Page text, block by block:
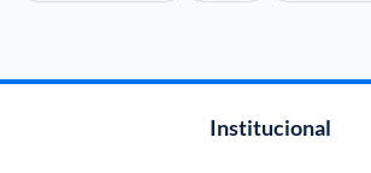
Institucional